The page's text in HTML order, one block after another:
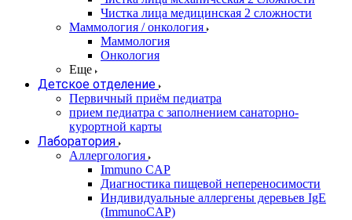
Чистка лица медицинская 2 сложности
Маммология / онкология
Маммология
Онкология
Еще
Детское отделение
Первичный приём педиатра
прием педиатра с заполнением санаторно-
курортной карты
Лаборатория
Аллергология
Immuno CAP
Диагностика пищевой непереносимости
Индивидуальные аллергены деревьев IgE
(ImmunoCAP)